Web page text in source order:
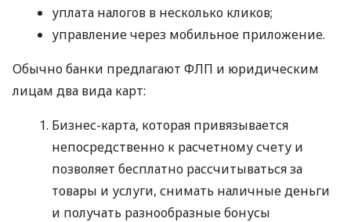
уплата налогов в несколько кликов;
управление через мобильное приложение.
Обычно банки предлагают ФЛП и юридическим
лицам два вида карт:
Бизнес-карта, которая привязывается
непосредственно к расчетному счету и
позволяет бесплатно рассчитываться за
товары и услуги, снимать наличные деньги
и получать разнообразные бонусы